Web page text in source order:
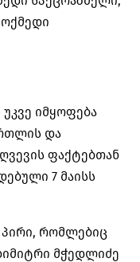
იმყოფება
და
ფაქტებთან
7 მაისს
რომლებიც
მჭედლიძე